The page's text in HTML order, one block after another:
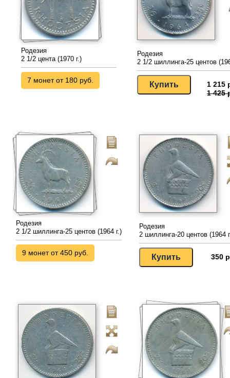
Родезия
2 1/2 цента (1970 г.)
7 монет от 180 руб.
Родезия
2 1/2 шиллинга-25 центов
1 215
1 425
Родезия
2 1/2 шиллинга-25 центов (1964 г.)
9 монет от 450 руб.
Родезия
2 шиллинга-20 центов (1964
350